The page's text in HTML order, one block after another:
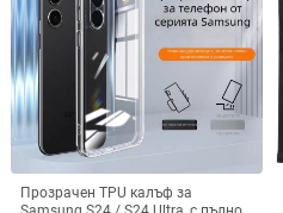
Прозрачен TPU калъф за